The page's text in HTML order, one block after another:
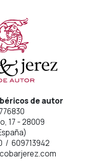
de autor
17 - 28009
/ 609713942